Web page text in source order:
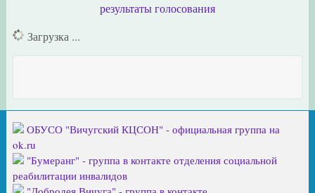
результаты голосования
Загрузка ...
ОБУСО "Вичугский КЦСОН" - официальная группа на
ok.ru
"Бумеранг" - группа в контакте отделения социальной
реабилитации инвалидов